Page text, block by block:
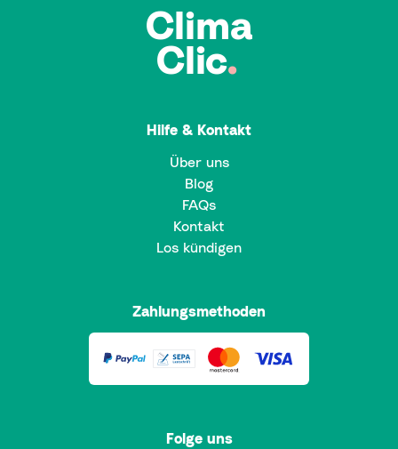
Clima
Clic.
Hilfe & Kontakt
Über uns
Blog
FAQs
Kontakt
Los kündigen
Zahlungsmethoden
Folge uns